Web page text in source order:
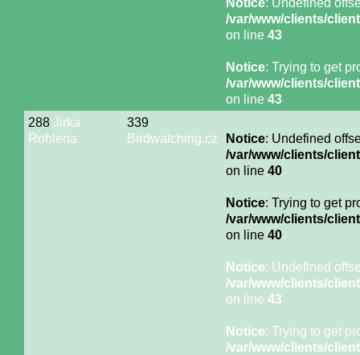
/var/www/clients/
on line 43
Notice: Trying to get
/var/www/clients/
on line 43
288 Jirka
Rohlena
339
Birdwatching.cz
Notice: Undefined
/var/www/clients/
on line 40
Notice: Trying to get
/var/www/clients/
on line 40
Notice: Undefined
/var/www/clients/
on line 43
Notice: Trying to get
/var/www/clients/